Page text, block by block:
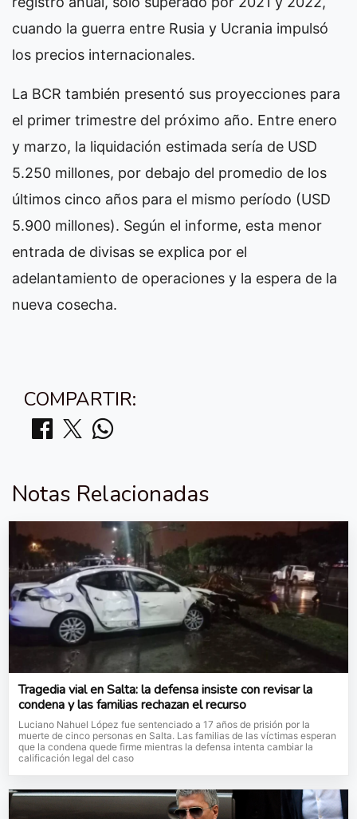
cuando la guerra entre Rusia y Ucrania impulsó
los precios internacionales.
La BCR también presentó sus proyecciones para
el primer trimestre del próximo año. Entre enero
y marzo, la liquidación estimada sería de USD
5.250 millones, por debajo del promedio de los
últimos cinco años para el mismo período (USD
5.900 millones). Según el informe, esta menor
entrada de divisas se explica por el
adelantamiento de operaciones y la espera de la
nueva cosecha.
COMPARTIR:
Notas Relacionadas
Tragedia vial en Salta: la defensa insiste con revisar la
condena y las familias rechazan el recurso
Luciano Nahuel López fue sentenciado a 17 años de prisión por la
muerte de cinco personas en Salta. Las familias de las víctimas esperan
que la condena quede firme mientras la defensa intenta cambiar la
calificación legal del caso